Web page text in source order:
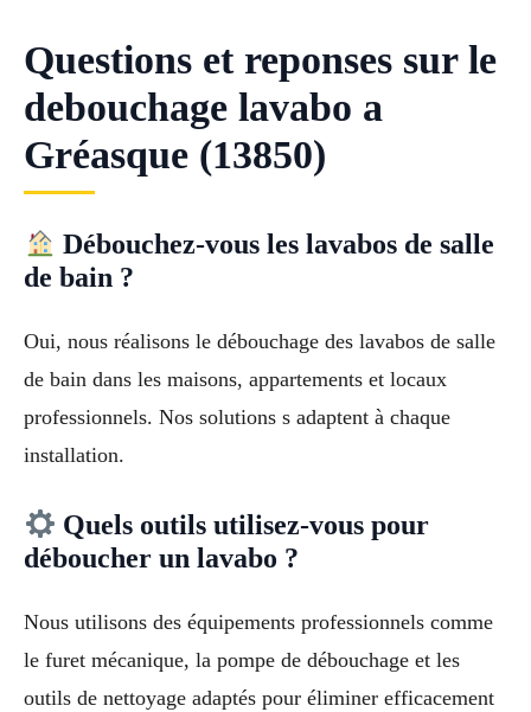
Questions et reponses sur le
debouchage lavabo a
Gréasque (13850)
Débouchez-vous les lavabos de salle
de bain ?
Oui, nous réalisons le débouchage des lavabos de salle
de bain dans les maisons, appartements et locaux
professionnels. Nos solutions s adaptent à chaque
installation.
Quels outils utilisez-vous pour
déboucher un lavabo ?
Nous utilisons des équipements professionnels comme
le furet mécanique, la pompe de débouchage et les
outils de nettoyage adaptés pour éliminer efficacement